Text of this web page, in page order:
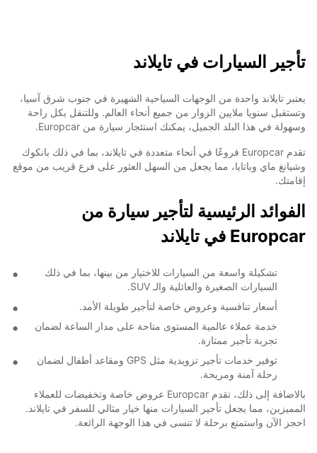
تأجير السيارات في تايلاند
يعتبر تايلاند واحدة من الوجهات السياحية الشهيرة في جنوب شرق آسيا،
وتستقبل سنويا ملايين الزوار من جميع أنحاء العالم. وللتنقل بكل راحة
وسهولة في هذا البلد الجميل، يمكنك استئجار سيارة من Europcar.
تقدم Europcar فروعًا في أنحاء متعددة في تايلاند، بما في ذلك بانكوك
وشيانغ ماي وباتايا، مما يجعل من السهل العثور على فرع قريب من موقع
إقامتك.
الفوائد الرئيسية لتأجير سيارة من
Europcar في تايلاند
تشكيلة واسعة من السيارات للاختيار من بينها، بما في ذلك
السيارات الصغيرة والعائلية والـ SUV.
أسعار تنافسية وعروض خاصة لتأجير طويلة الأمد.
خدمة عملاء عالمية المستوى متاحة على مدار الساعة لضمان
تجربة تأجير ممتازة.
توفير خدمات تأجير تزويدية مثل GPS ومقاعد أطفال لضمان
رحلة آمنة ومريحة.
بالاضافة إلى ذلك، تقدم Europcar عروض خاصة وتخفيضات للعملاء
المميزين، مما يجعل تأجير السيارات منها خيار مثالي للسفر في تايلاند.
احجز الآن واستمتع برحلة لا تنسى في هذا الوجهة الرائعة.